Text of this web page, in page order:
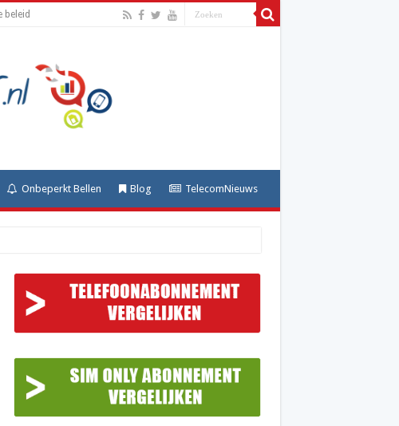
beleid
Onbeperkt Bellen Blog TelecomNieuws